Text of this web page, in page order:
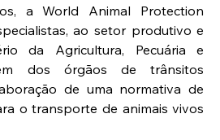
a World Animal Protection
ao setor produtivo e
da Agricultura, Pecuária e
dos órgãos de trânsitos
de uma normativa de
o transporte de animais vivos